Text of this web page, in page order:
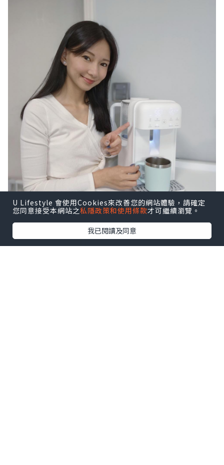
U Lifestyle 會使用Cookies來改善您的網站體驗，請確定
您同意接受本網站之私隱政策和使用條款才可繼續瀏覽。
我已閱讀及同意